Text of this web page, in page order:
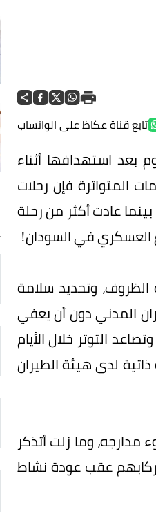
تابع قناة عكاظ على الواتساب
استهدافها أثناء
المتواترة فإن رحلات
عادت أكثر من رحلة
العسكري في السودان!
وتحديد سلامة
المدني دون أن يعفي
التوتر خلال الأيام
لدى هيئة الطيران
وما زلت أتذكر
عقب عودة نشاط